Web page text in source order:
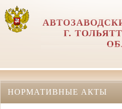
Г.
НОРМАТИВНЫЕ АКТЫ